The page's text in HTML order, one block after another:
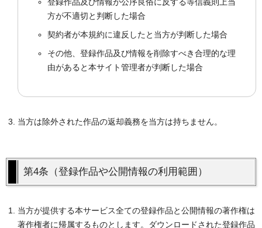
方が不適切と判断した場合
契約者が本規約に違反したと当方が判断した場合
その他、登録作品及び情報を削除すべき合理的な理
由があると本サイト管理者が判断した場合
当方は除外された作品の返却義務を当方は持ちません。
第4条（登録作品や公開情報の利用範囲）
当方が提供する本サービス全ての登録作品と公開情報の著作権は
著作権者に帰属するものとします。ダウンロードされた登録作品